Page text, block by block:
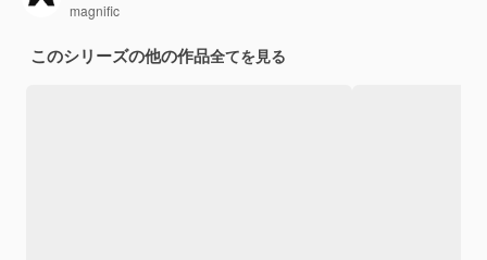
magnific
このシリーズの他の作品全てを見る